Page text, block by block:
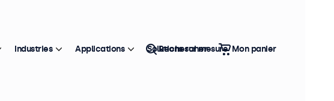
Informations produit
Industries Applications Solutions sur mesure
Rechercher Mon panier